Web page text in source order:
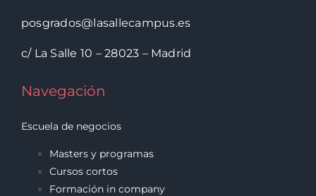
posgrados@lasallecampus.es
c/ La Salle 10 – 28023 – Madrid
Navegación
Escuela de negocios
Masters y programas
Cursos cortos
Formación in company